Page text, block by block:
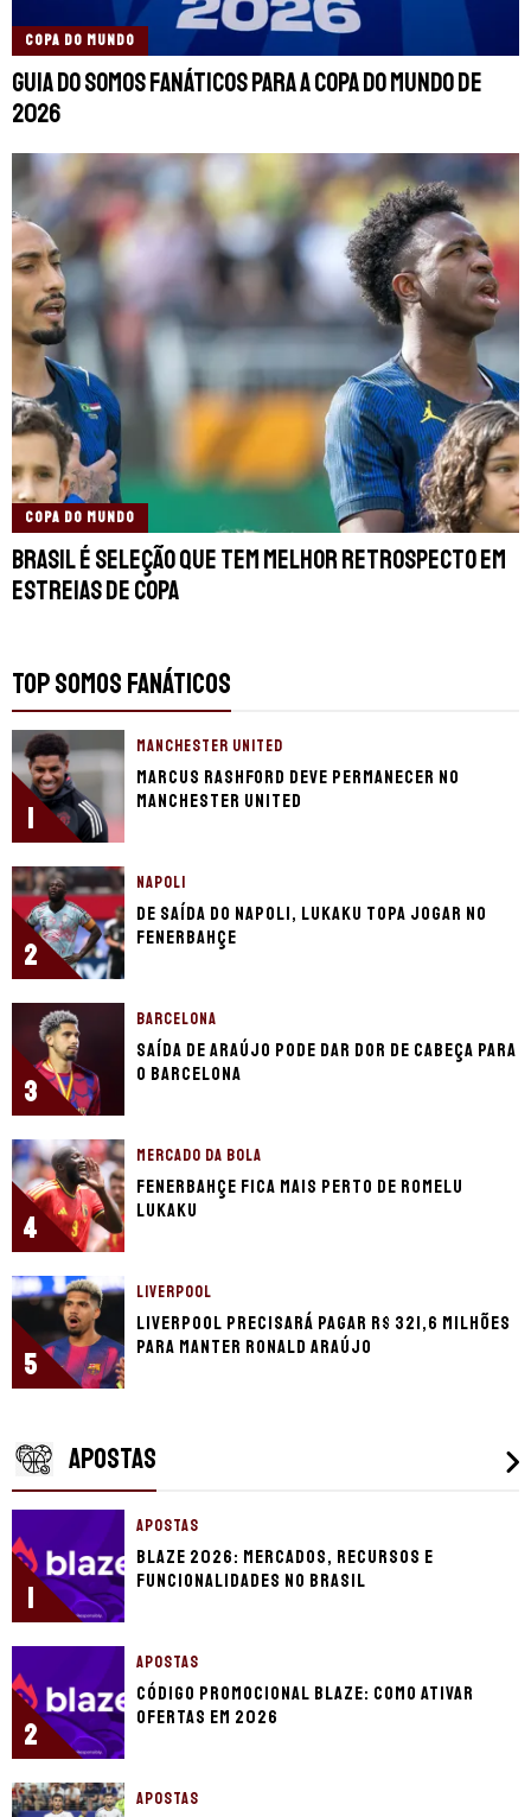
COPA DO MUNDO
Guia do Somos Fanáticos para a Copa do Mundo de
2026
COPA DO MUNDO
Brasil é seleção que tem melhor retrospecto em
estreias de Copa
TOP SOMOS FANÁTICOS
1
MANCHESTER UNITED
Marcus Rashford deve permanecer no
Manchester United
2
NAPOLI
De saída do Napoli, Lukaku topa jogar no
Fenerbahçe
3
BARCELONA
Saída de Araújo pode dar dor de cabeça para
o Barcelona
4
MERCADO DA BOLA
Fenerbahçe fica mais perto de Romelu
Lukaku
5
LIVERPOOL
Liverpool precisará pagar R$ 321,6 milhões
para manter Ronald Araújo
APOSTAS
1
APOSTAS
Blaze 2026: mercados, recursos e
funcionalidades no Brasil
2
APOSTAS
Código promocional Blaze: como ativar
ofertas em 2026
APOSTAS